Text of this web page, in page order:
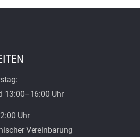
13:00–16:00 Uhr
Uhr
Vereinbarung